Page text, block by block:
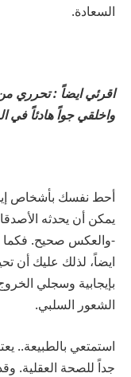
السعادة.
اقرئي ايضاً : تحرري
واخلقي جواً هادئاً في
أحط نفسك بأشخاص
يمكن أن يحدثه
-والعكس صحيح. فكما
ايضاً، لذلك عليك أن
بإيجابية وسجلي
الشعور السلبي.
استمتعي بالطبيعة..